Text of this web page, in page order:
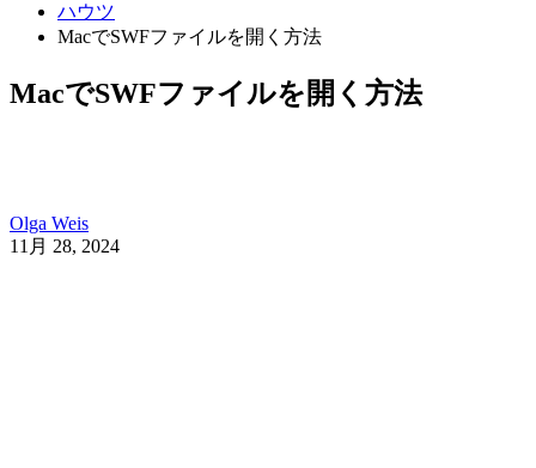
ハウツ
MacでSWFファイルを開く方法
MacでSWFファイルを開く方法
Olga Weis
11月 28, 2024